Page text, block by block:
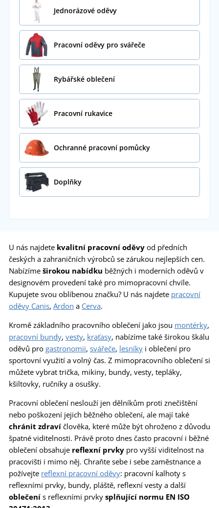
Jednorázové oděvy
Pracovní oděvy pro svářeče
Rybářské oblečení
Pracovní rukavice
Ochranné pracovní pomůcky
Doplňky
U nás najdete kvalitní pracovní oděvy od předních
českých a zahraničních výrobců se zárukou nejlepších cen.
Nabízíme širokou nabídku běžných i moderních oděvů v
designovém provedení také pro mimopracovní chvíle.
Kupujete svou oblíbenou značku? U nás najdete pracovní
oděvy Canis, Ardon a Cerva.
Kromě základního pracovního oblečení jako jsou montérky,
pracovní bundy, vesty, kraťasy, nabízíme také širokou škálu
oděvů pro gastronomii, svářeče, lesníky i oblečení pro
sportovní využití a volný čas. Z mimopracovního oblečení si
můžete vybrat trička, mikiny, bundy, vesty, tepláky,
kšiltovky, ručníky a osušky.
Pracovní oblečení neslouží jen dělníkům proti znečištění
nebo poškození jejich běžného oblečení, ale mají také
chránit zdraví člověka, které může být ohroženo z důvodu
špatné viditelnosti. Právě proto dnes často pracovní i běžné
oblečení obsahuje reflexní prvky pro vyšší viditelnost na
pracovišti i mimo něj. Chraňte sebe i sebe zaměstnance a
požívejte reflexní pracovní oděvy: pracovní kalhoty s
reflexními prvky, bundy, pláště, reflexní vesty a další
oblečení s reflexními prvky splňující normu EN ISO